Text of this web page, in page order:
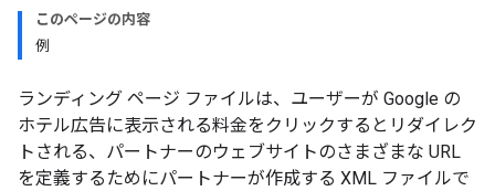
このページの内容
例
ランディング ページ ファイルは、ユーザーが Google の
ホテル広告に表示される料金をクリックするとリダイレク
トされる、パートナーのウェブサイトのさまざまな URL
を定義するためにパートナーが作成する XML ファイルで